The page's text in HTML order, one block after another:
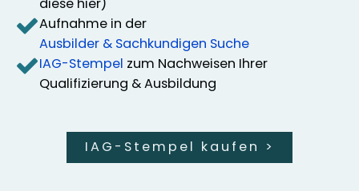
diese hier)
Aufnahme in der
Ausbilder & Sachkundigen Suche
IAG-Stempel zum Nachweisen Ihrer
Qualifizierung & Ausbildung
IAG-Stempel kaufen >